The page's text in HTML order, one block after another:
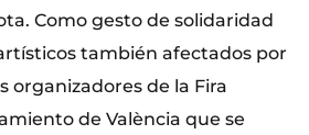
Como gesto de solidaridad
también afectados por
organizadores de la Fira
de València que se